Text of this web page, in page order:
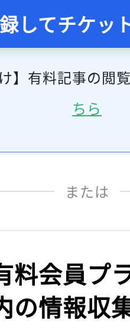
してチケッ
】有料記事の閲
ちら
または
料会員プ
の情報収